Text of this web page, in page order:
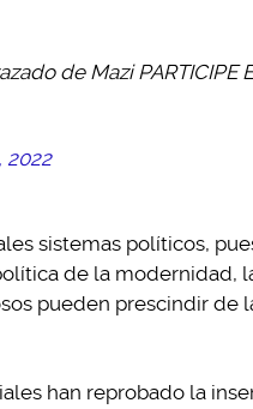
de Mazi PARTICIPE
2022
sistemas políticos,
de la modernidad,
pueden prescindir de
han reprobado la